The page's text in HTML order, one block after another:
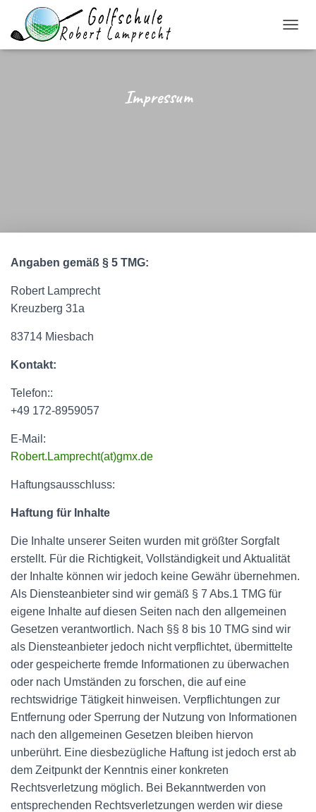
A
Impressum
Angaben gemäß § 5 TMG:
Robert Lamprecht
Kreuzberg 31a
83714 Miesbach
Kontakt:
Telefon::
+49 172-8959057
E-Mail:
Robert.Lamprecht(at)gmx.de
Haftungsausschluss:
Haftung für Inhalte
Die Inhalte unserer Seiten wurden mit größter Sorgfalt
erstellt. Für die Richtigkeit, Vollständigkeit und Aktualität
der Inhalte können wir jedoch keine Gewähr übernehmen.
Als Diensteanbieter sind wir gemäß § 7 Abs.1 TMG für
eigene Inhalte auf diesen Seiten nach den allgemeinen
Gesetzen verantwortlich. Nach §§ 8 bis 10 TMG sind wir
als Diensteanbieter jedoch nicht verpflichtet, übermittelte
oder gespeicherte fremde Informationen zu überwachen
oder nach Umständen zu forschen, die auf eine
rechtswidrige Tätigkeit hinweisen. Verpflichtungen zur
Entfernung oder Sperrung der Nutzung von Informationen
nach den allgemeinen Gesetzen bleiben hiervon
unberührt. Eine diesbezügliche Haftung ist jedoch erst ab
dem Zeitpunkt der Kenntnis einer konkreten
Rechtsverletzung möglich. Bei Bekanntwerden von
entsprechenden Rechtsverletzungen werden wir diese